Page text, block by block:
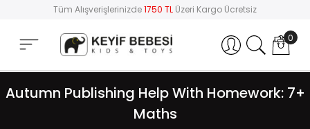
Tüm Alışverişlerinizde1750 TL Üzeri Kargo Ücretsiz
Hesabım 0
Autumn Publishing Help With Homework: 7+
Maths